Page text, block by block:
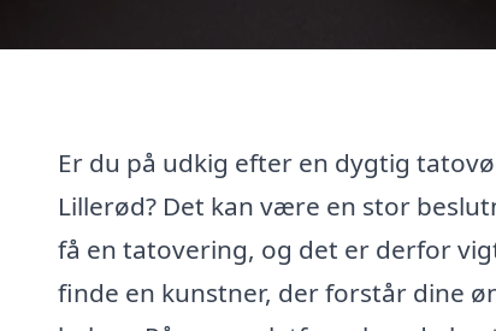
Er du på udkig efter en dygtig
Lillerød? Det kan være en stor
få en tatovering, og det er derfor
finde en kunstner, der forstår dine